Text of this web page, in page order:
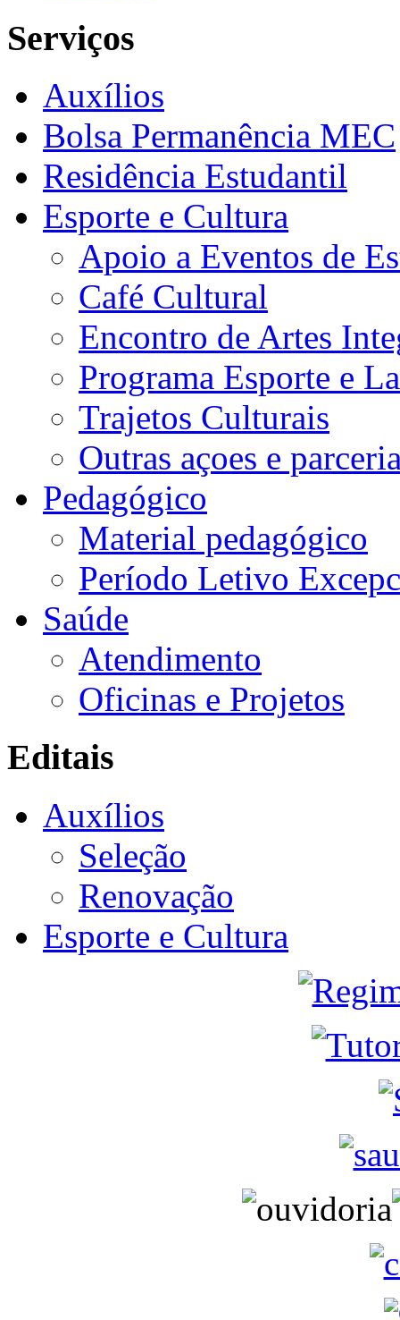
Serviços
Auxílios
Bolsa Permanência MEC
Residência Estudantil
Esporte e Cultura
Apoio a Eventos de
Café Cultural
Encontro de Artes
Programa Esporte e
Trajetos Culturais
Outras açoes e
Pedagógico
Material pedagógico
Período Letivo
Saúde
Atendimento
Oficinas e Projetos
Editais
Auxílios
Seleção
Renovação
Esporte e Cultura